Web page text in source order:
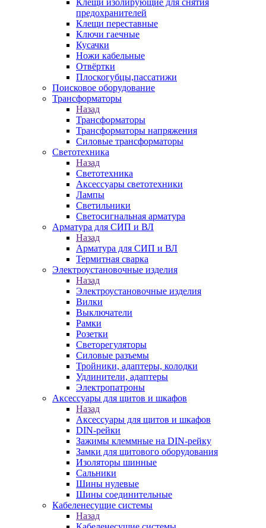
Клещи изолирующие для снятия
предохранителей
Клещи переставные
Ключи гаечные
Кусачки
Ножи кабельные
Отвёртки
Плоскогубцы,пассатижи
Поисковое оборудование
Трансформаторы
Назад
Трансформаторы
Трансформаторы напряжения
Силовые трансформаторы
Светотехника
Назад
Светотехника
Аксессуары светотехники
Лампы
Светильники
Светосигнальная арматура
Арматура для СИП и ВЛ
Назад
Арматура для СИП и ВЛ
Термитная сварка
Электроустановочные изделия
Назад
Электроустановочные изделия
Вилки
Выключатели
Рамки
Розетки
Светорегуляторы
Силовые разъемы
Тройники, адаптеры, колодки
Удлинители, адаптеры
Электропатроны
Аксессуары для щитов и шкафов
Назад
Аксессуары для щитов и шкафов
DIN-рейки
Зажимы клеммные на DIN-рейку
Замки для щитового оборудования
Изоляторы шинные
Сальники
Шины нулевые
Шины соединительные
Кабеленесущие системы
Назад